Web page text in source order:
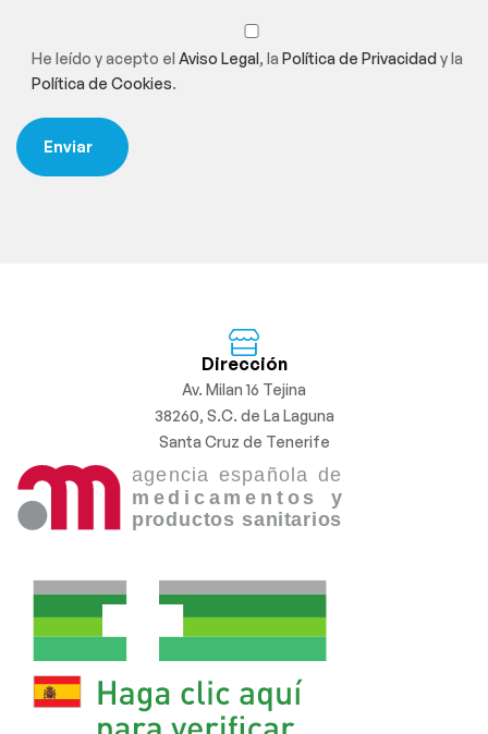
He leído y acepto el Aviso Legal, la Política de Privacidady la
Política de Cookies.
Dirección
Av. Milan 16 Tejina
38260, S.C. de La Laguna
Santa Cruz de Tenerife